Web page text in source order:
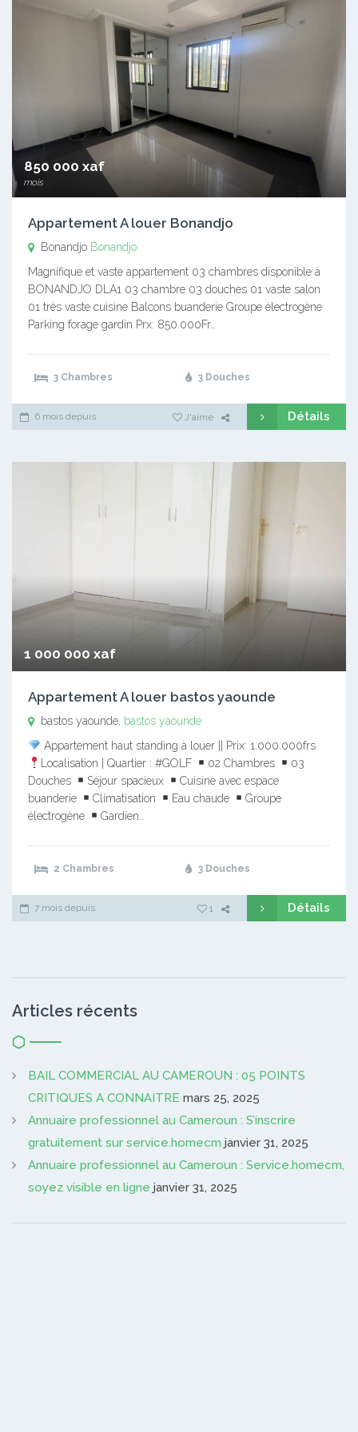
850 000 xaf
mois
Appartement A louer Bonandjo
Bonandjo Bonandjo
Magnifique et vaste appartement 03 chambres disponible à
BONANDJO DLA1 03 chambre 03 douches 01 vaste salon
01 très vaste cuisine Balcons buanderie Groupe électrogène
Parking forage gardin Prx: 850.000Fr…
3 Chambres 3 Douches
6 mois depuis J'aime Détails
1 000 000 xaf
Appartement A louer bastos yaounde
bastos yaounde, bastos yaounde
Appartement haut standing à louer || Prix: 1.000.000frs
Localisation | Quartier : #GOLF
02 Chambres
03
Douches
Séjour spacieux
Cuisine avec espace
buanderie
Climatisation Eau chaude
Groupe
électrogène
Gardien…
2 Chambres 3 Douches
7 mois depuis 1 Détails
Articles récents
BAIL COMMERCIAL AU CAMEROUN : 05 POINTS
CRITIQUES A CONNAITRE mars 25, 2025
Annuaire professionnel au Cameroun : S’inscrire
gratuitement sur service.homecm janvier 31, 2025
Annuaire professionnel au Cameroun : Service.homecm,
soyez visible en ligne janvier 31, 2025